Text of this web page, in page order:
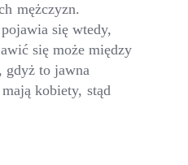
mężczyzn.
się wtedy,
się może między
gdyż to jawna
kobiety, stąd